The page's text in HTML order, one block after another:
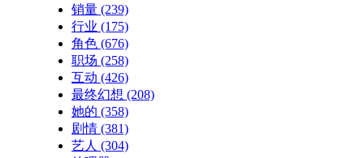
销量 (239)
行业 (175)
角色 (676)
职场 (258)
互动 (426)
最终幻想 (208)
她的 (358)
剧情 (381)
艺人 (304)